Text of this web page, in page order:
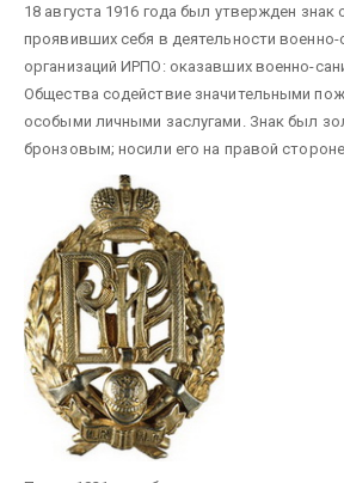
18 августа 1916 года был утвержден знак
проявивших себя в деятельности военно-
организаций ИРПО: оказавших военно-
Общества содействие значительными
особыми личными заслугами. Знак был
бронзовым; носили его на правой стороне